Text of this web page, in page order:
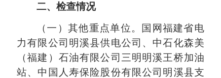
二、检查情况
（一）其他重点单位。国网福建省电
力有限公司明溪县供电公司、中石化森美
（福建）石油有限公司三明明溪王桥加油
站、中国人寿保险股份有限公司明溪县支